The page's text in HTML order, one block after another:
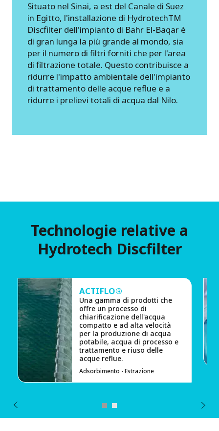
Situato nel Sinai, a est del Canale di Suez
in Egitto, l'installazione di HydrotechTM
Discfilter dell'impianto di Bahr El-Baqar è
di gran lunga la più grande al mondo, sia
per il numero di filtri forniti che per l'area
di filtrazione totale. Questo contribuisce a
ridurre l'impatto ambientale dell'impianto
di trattamento delle acque reflue e a
ridurre i prelievi totali di acqua dal Nilo.
Technologie relative a
Hydrotech Discfilter
ACTIFLO®
Una gamma di prodotti che
offre un processo di
chiarificazione dell'acqua
compatto e ad alta velocità
per la produzione di acqua
potabile, acqua di processo e
trattamento e riuso delle
acque reflue.
Adsorbimento - Estrazione